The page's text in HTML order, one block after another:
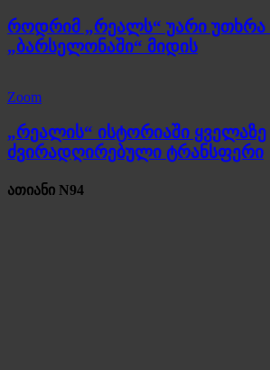
როდრიმ „რეალს“ უარი უთხრა
„ბარსელონაში“ მიდის
Zoom
„რეალის“ ისტორიაში ყველაზე
ძვირადღირებული ტრანსფერი
ათიანი N94